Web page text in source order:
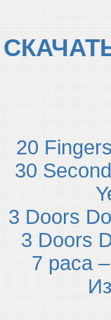
20
30
3 Doors
3 Doors
7 раса